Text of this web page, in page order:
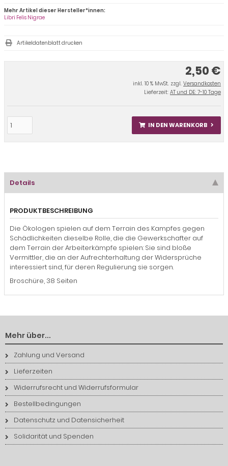
2,50 €
inkl. 10 % MwSt. zzgl. Versandkosten
Lieferzeit: AT und DE: 7-10 Tage
IN DEN WARENKORB
Mehr Artikel dieser Hersteller*innen:
Libri Felis Nigrae
Artikeldatenblatt drucken
Details
PRODUKTBESCHREIBUNG
Die Ökologen spielen auf dem Terrain des Kampfes gegen
Schädlichkeiten dieselbe Rolle, die die Gewerkschafter auf
dem Terrain der Arbeiterkämpfe spielen: Sie sind bloße
Vermittler, die an der Aufrechterhaltung der Widersprüche
interessiert sind, für deren Regulierung sie sorgen.
Broschüre, 38 Seiten
Mehr über...
Zahlung und Versand
Lieferzeiten
Widerrufsrecht und Widerrufsformular
Bestellbedingungen
Datenschutz und Datensicherheit
Solidarität und Spenden